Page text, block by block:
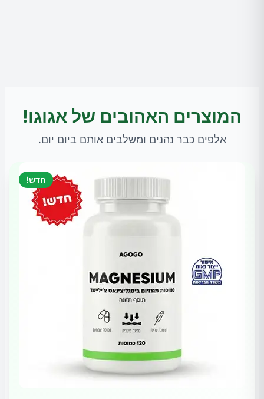
המוצרים האהובים של אגוגו!
אלפים כבר נהנים ומשלבים אותם ביום יום.
חדש!